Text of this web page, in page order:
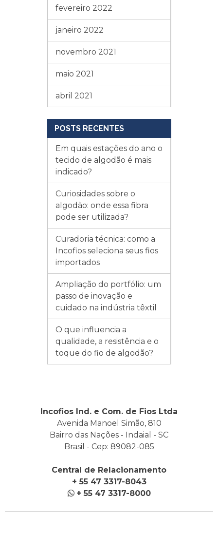
fevereiro 2022
janeiro 2022
novembro 2021
maio 2021
abril 2021
POSTS RECENTES
Em quais estações do ano o
tecido de algodão é mais
indicado?
Curiosidades sobre o
algodão: onde essa fibra
pode ser utilizada?
Curadoria técnica: como a
Incofios seleciona seus fios
importados
Ampliação do portfólio: um
passo de inovação e
cuidado na indústria têxtil
O que influencia a
qualidade, a resistência e o
toque do fio de algodão?
Incofios Ind. e Com. de Fios Ltda
Avenida Manoel Simão, 810
Bairro das Nações - Indaial - SC
Brasil - Cep: 89082-085
Central de Relacionamento
+ 55 47 3317-8043
+ 55 47 3317-8000